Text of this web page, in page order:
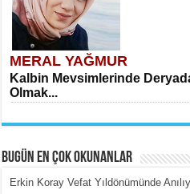
MERAL YAĞMUR
Kalbin Mevsimlerinde
Olmak...
BUGÜN EN ÇOK OKUNANLAR
Erkin Koray Vefat Yıldönümünde